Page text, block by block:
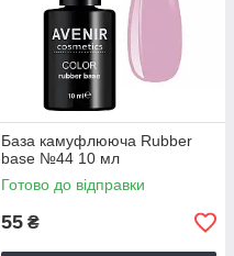
База камуфлююча Rubber
base №44 10 мл
Готово до відправки
55 ₴